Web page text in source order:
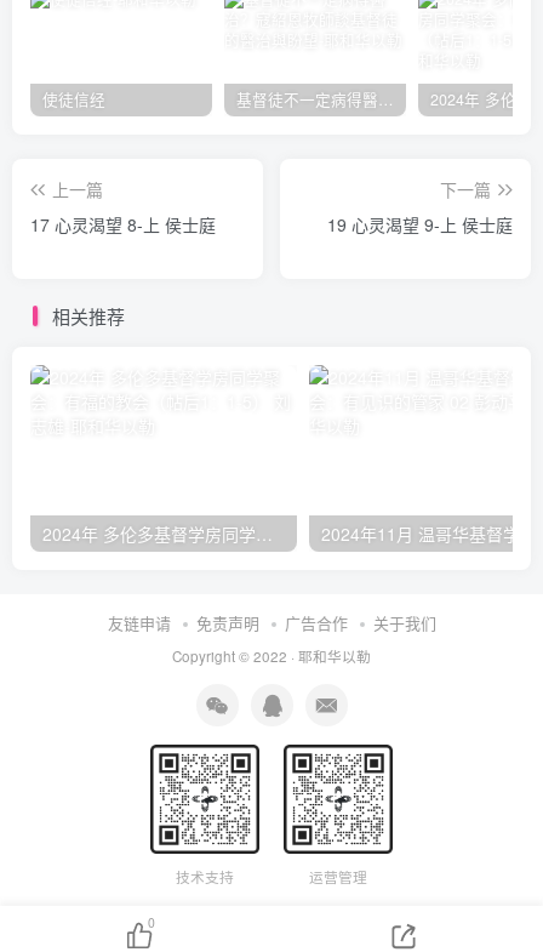
使徒信经 基督徒不一定病得醫治？寇紹恩牧師談基督徒的醫治與盼望
上一篇
17 心灵渴望 8-上 侯士庭
下一篇
19 心灵渴望 9-上 侯士庭
相关推荐
2024年 多伦多基督学房同学聚会：有福的教会（帖后1：1-5） 刘志雄
友链申请 免责声明 广告合作 关于我们
Copyright © 2022 · 耶和华以勒
技术支持 运营管理
0